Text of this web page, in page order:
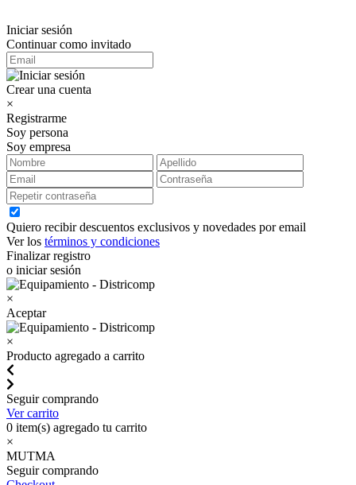
Iniciar sesión
Continuar como invitado
Crear una cuenta
×
Registrarme
Soy persona
Soy empresa
Quiero recibir descuentos exclusivos y novedades por email
Ver los términos y condiciones
Finalizar registro
o iniciar sesión
×
Aceptar
×
Producto agregado a carrito
Seguir comprando
Ver carrito
0 item(s) agregado tu carrito
×
MUTMA
Seguir comprando